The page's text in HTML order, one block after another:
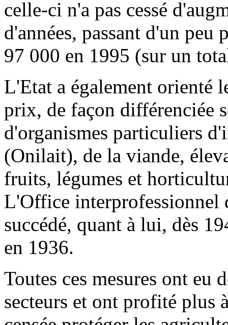
celle-ci n'a pas cessé
d'années, passant d'un peu
97 000 en 1995 (sur un
L'Etat a également orienté
prix, de façon différenciée
d'organismes particuliers
(Onilait), de la viande,
fruits, légumes et
L'Office interprofessionnel
succédé, quant à lui, dès
en 1936.
Toutes ces mesures ont eu
secteurs et ont profité plus